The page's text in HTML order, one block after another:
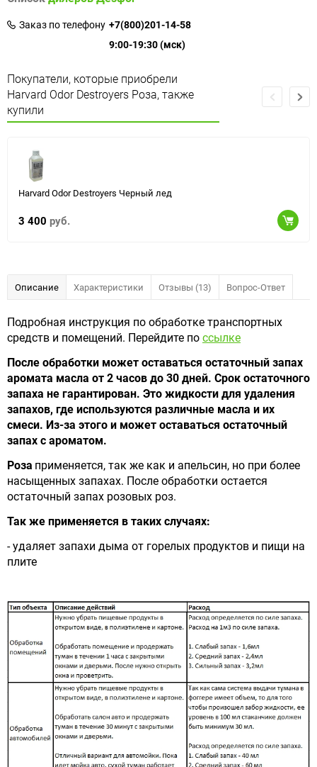
Заказ по телефону +7(800)201-14-58
9:00-19:30 (мск)
Покупатели, которые приобрели
Harvard Odor Destroyers Роза, также
купили
Harvard Odor Destroyers Черный лед
3 400 руб.
Описание Характеристики Отзывы (13) Вопрос-Ответ
Подробная инструкция по обработке транспортных
средств и помещений. Перейдите поссылке
После обработки может оставаться остаточный запах
аромата масла от 2 часов до 30 дней. Срок остаточного
запаха не гарантирован. Это жидкости для удаления
запахов, где используются различные масла и их
смеси. Из-за этого и может оставаться остаточный
запах с ароматом.
Роза применяется, так же как и апельсин, но при более
насыщенных запахах. После обработки остается
остаточный запах розовых роз.
Так же применяется в таких случаях:
- удаляет запахи дыма от горелых продуктов и пищи на
плите